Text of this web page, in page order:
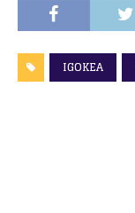
IGOKEA